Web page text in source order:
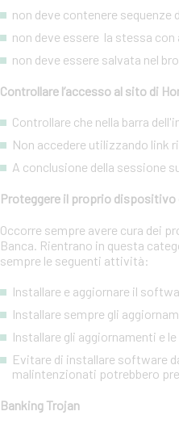
non deve contenere sequenze
non deve essere la stessa
non deve essere salvata nel
Controllare l’accesso al sito di
Controllare che nella barra
Non accedere utilizzando link
A conclusione della sessione
Proteggere il proprio dispositivo
Occorre sempre avere cura dei
Banca. Rientrano in questa
sempre le seguenti attività:
Installare e aggiornare il
Installare sempre gli
Installare gli aggiornamenti e
Evitare di installare software
malintenzionati potrebbero
Banking Trojan